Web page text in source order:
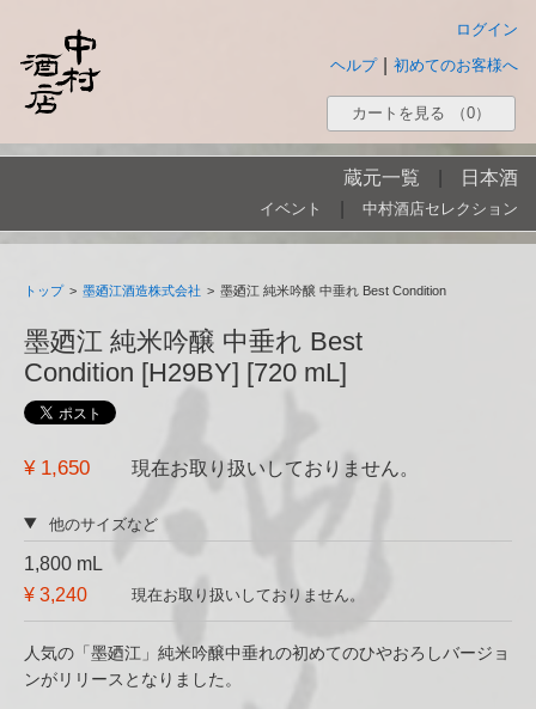
ログイン
初めてのお客様へ
ヘルプ
カートを見る （0）
蔵元一覧 日本酒
イベント 中村酒店セレクション
トップ > 墨廼江酒造株式会社 > 墨廼江 純米吟醸 中垂れ Best Condition
墨廼江 純米吟醸 中垂れ Best
Condition [H29BY] [720 mL]
¥ 1,650 現在お取り扱いしておりません。
他のサイズなど
1,800 mL
¥ 3,240
現在お取り扱いしておりません。
人気の「墨廼江」純米吟醸中垂れの初めてのひやおろしバージョ
ンがリリースとなりました。